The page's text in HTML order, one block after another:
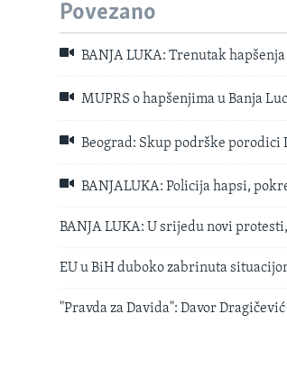
Povezano
BANJA LUKA: Trenutak
MUPRS o hapšenjima u Banja
Beograd: Skup podrške porodici
BANJALUKA: Policija hapsi,
BANJA LUKA: U srijedu novi
EU u BiH duboko zabrinuta
"Pravda za Davida": Davor